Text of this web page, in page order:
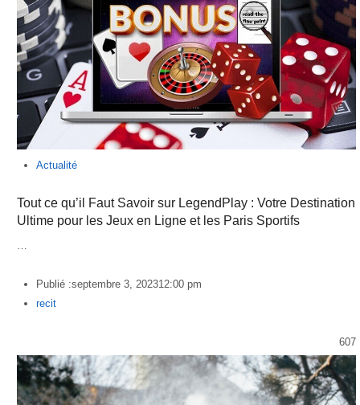
Actualité
Tout ce qu’il Faut Savoir sur LegendPlay : Votre Destination
Ultime pour les Jeux en Ligne et les Paris Sportifs
Publié :septembre 3, 202312:00 pm
Author
recit
607